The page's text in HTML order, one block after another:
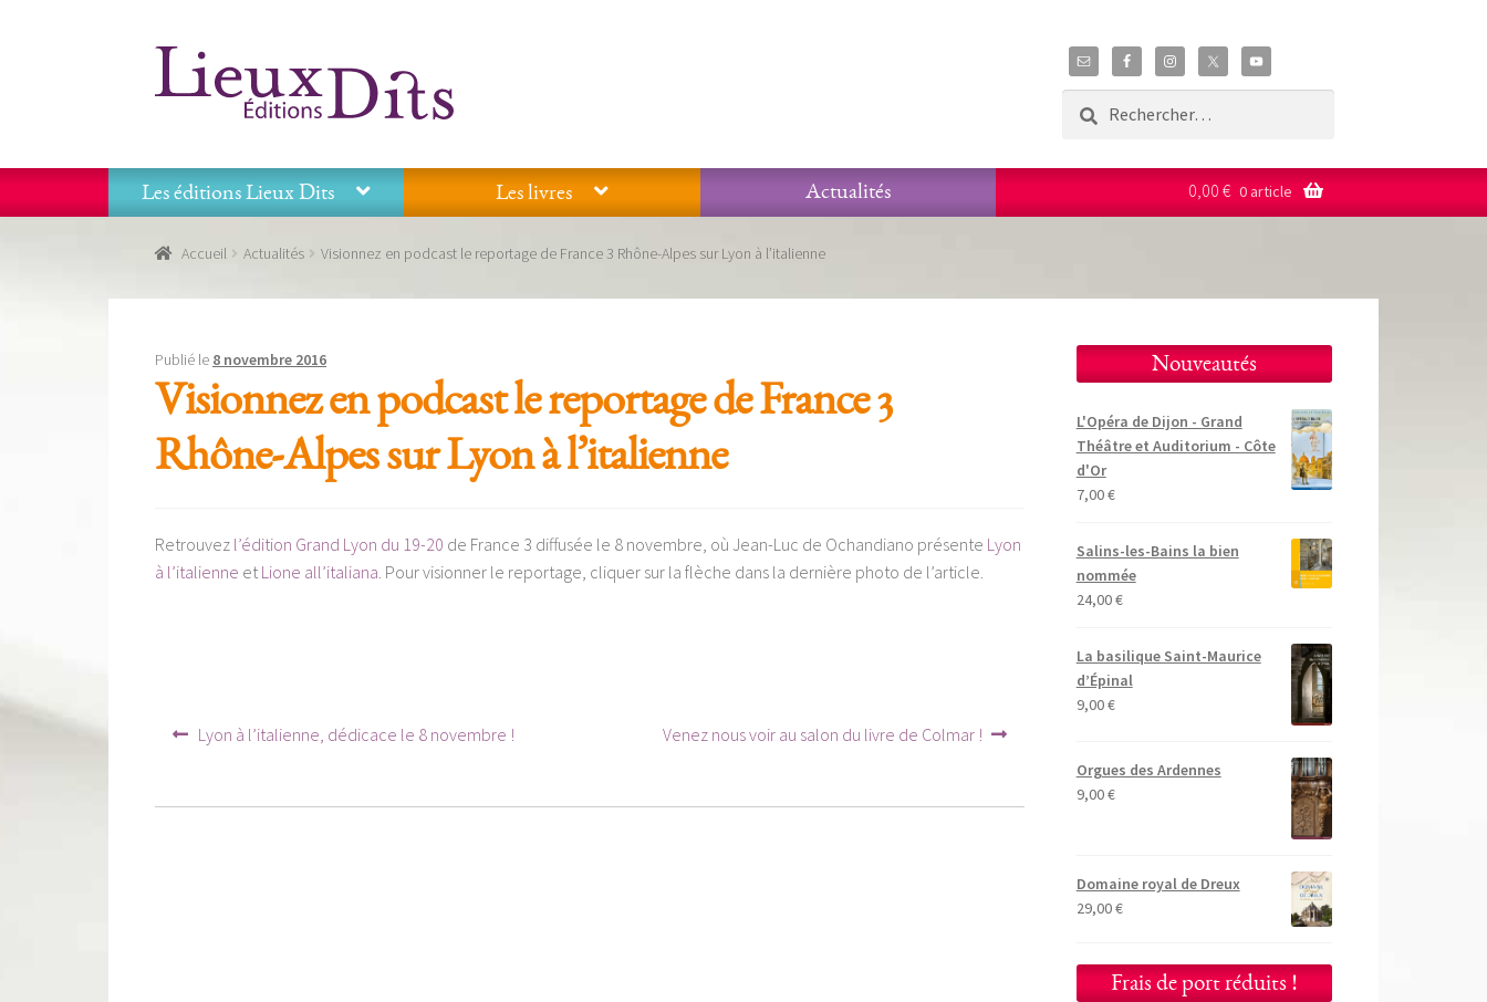
Aller
à
Aller
au
Les éditions Lieux Dits Les livres
Actualités
0,00 € 0 article
Accueil Actualités Visionnez en podcast le reportage de France 3 Rhône-Alpes sur Lyon à l’italienne
Publié le 8 novembre 2016
Visionnez en podcast le reportage de France 3
Rhône-Alpes sur Lyon à l’italienne
Retrouvez l’édition Grand Lyon du 19-20 de France 3 diffusée le 8 novembre, où Jean-Luc de Ochandiano présente Lyon
à l’italienne et Lione all’italiana. Pour visionner le reportage, cliquer sur la flèche dans la dernière photo de l’article.
Navigation
l’article
Article
Lyon à l’italienne, dédicace le 8 novembre !
Article
Venez nous voir au salon du livre de Colmar !
Nouveautés
L'Opéra de Dijon - Grand
Théâtre et Auditorium - Côte
d'Or
7,00€
Salins-les-Bains la bien
nommée
24,00€
La basilique Saint-Maurice
d’Épinal
9,00€
Orgues des Ardennes
9,00€
Domaine royal de Dreux
29,00€
Frais de port réduits !